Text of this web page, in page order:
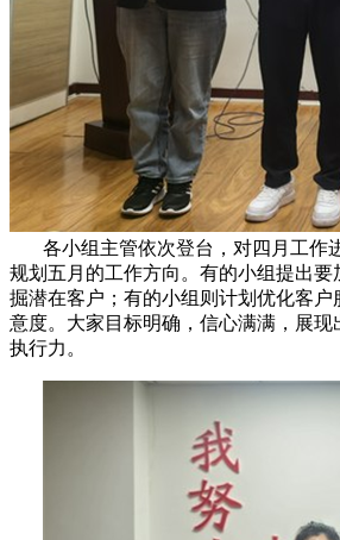
各小组主管依次登台，对四月工作
规划五月的工作方向。有的小组提出
掘潜在客户；有的小组则计划优化客
意度。大家目标明确，信心满满，展现
执行力。